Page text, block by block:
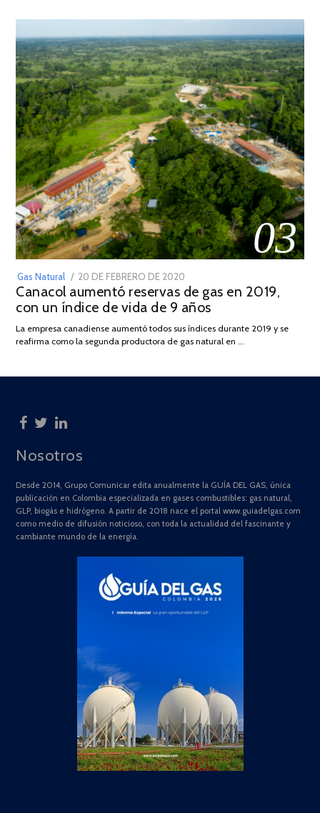
03
Gas Natural
POSTED
ON
20 DE FEBRERO DE 2020
DE
JULIO
2025
Canacol aumentó reservas de gas en 2019,
con un índice de vida de 9 años
La empresa canadiense aumentó todos sus índices durante 2019 y se
reafirma como la segunda productora de gas natural en …
Nosotros
Desde 2014, Grupo Comunicar edita anualmente la GUÍA DEL GAS, única
publicación en Colombia especializada en gases combustibles: gas natural,
GLP, biogás e hidrógeno. A partir de 2018 nace el portal www.guiadelgas.com
como medio de difusión noticioso, con toda la actualidad del fascinante y
cambiante mundo de la energía.